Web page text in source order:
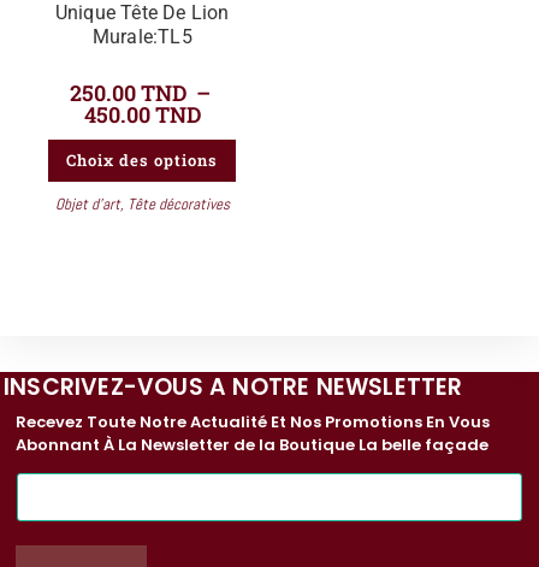
Unique Tête De Lion
Murale:TL5
250.00TND –
450.00TND
Choix des options
Objet d'art, Tête décoratives
INSCRIVEZ-VOUS A NOTRE NEWSLETTER
Recevez Toute Notre Actualité Et Nos Promotions En Vous
Abonnant À La Newsletter de la Boutique La belle façade
E